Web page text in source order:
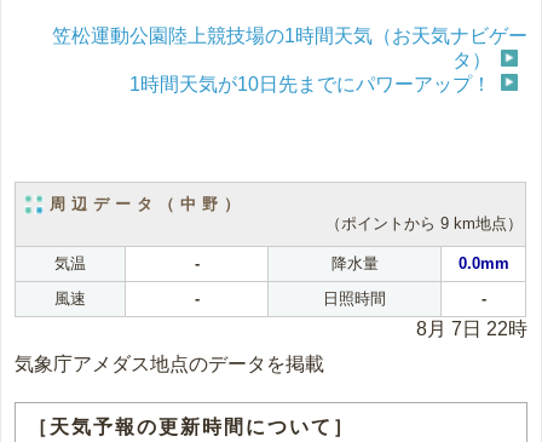
笠松運動公園陸上競技場の1時間天気（お天気ナビゲー
タ）
1時間天気が10日先までにパワーアップ！
周辺データ（中野）
（ポイントから 9 km地点）
気温 - 降水量
0.0mm
風速
- 日照時間 -
8月 7日 22時
気象庁アメダス地点のデータを掲載
［天気予報の更新時間について］